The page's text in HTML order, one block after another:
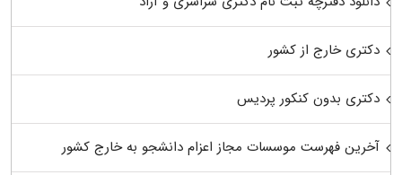
دکتری خارج از کشور
دکتری بدون کنکور پردیس
آخرین فهرست موسسات مجاز اعزام دانشجو به خارج کشور